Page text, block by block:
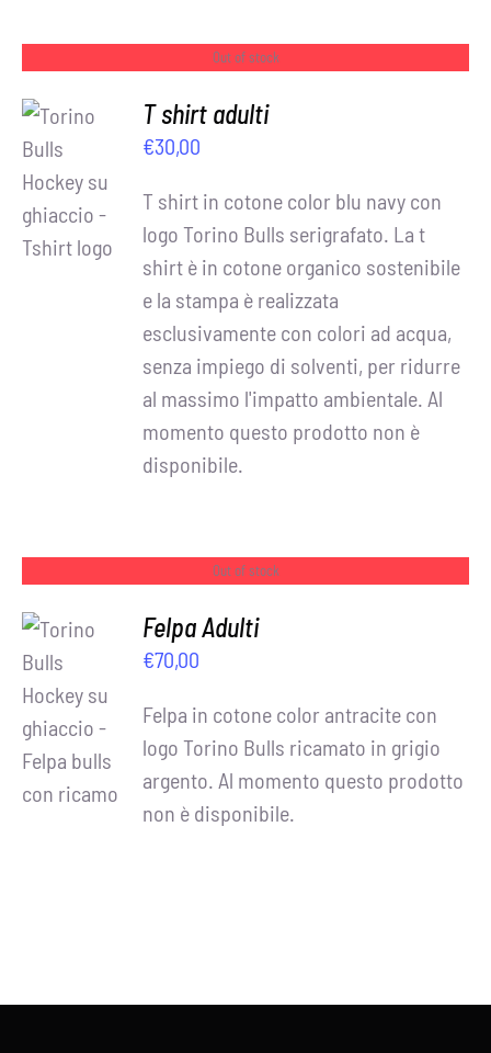
Out of stock
DETTAGLI
T shirt adulti
€30,00
T shirt in cotone color blu navy con
logo Torino Bulls serigrafato. La t
shirt è in cotone organico sostenibile
e la stampa è realizzata
esclusivamente con colori ad acqua,
senza impiego di solventi, per ridurre
al massimo l'impatto ambientale. Al
momento questo prodotto non è
disponibile.
Out of stock
Felpa Adulti
€70,00
Felpa in cotone color antracite con
logo Torino Bulls ricamato in grigio
argento. Al momento questo prodotto
non è disponibile.